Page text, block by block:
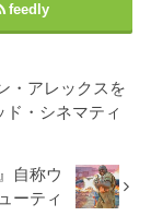
feedly
・アレックスを
・シネマティ
自称ウ
ーティ